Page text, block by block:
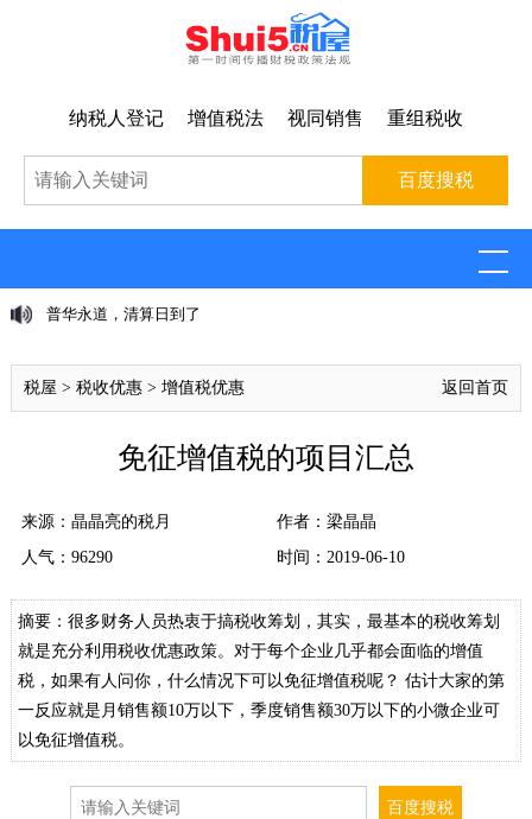
纳税人登记 增值税法 视同销售 重组税收
普华永道，清算日到了
税屋 > 税收优惠> 增值税优惠 返回首页
免征增值税的项目汇总
来源：晶晶亮的税月
作者：梁晶晶
人气： 96290 时间：2019-06-10
摘要：很多财务人员热衷于搞税收筹划，其实，最基本的税收筹划
就是充分利用税收优惠政策。对于每个企业几乎都会面临的增值
税，如果有人问你，什么情况下可以免征增值税呢？ 估计大家的第
一反应就是月销售额10万以下，季度销售额30万以下的小微企业可
以免征增值税。